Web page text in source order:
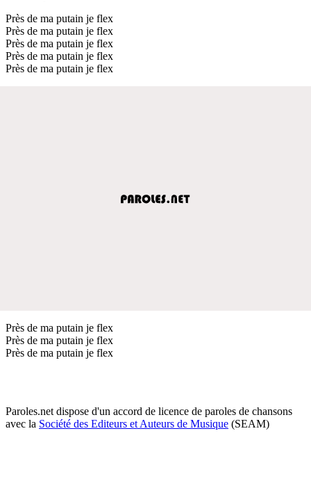
Près de ma putain je flex
Près de ma putain je flex
Près de ma putain je flex
Près de ma putain je flex
Près de ma putain je flex
Près de ma putain je flex
Près de ma putain je flex
Près de ma putain je flex
Paroles.net dispose d'un accord de licence de paroles de chansons
avec la Société des Editeurs et Auteurs de Musique (SEAM)